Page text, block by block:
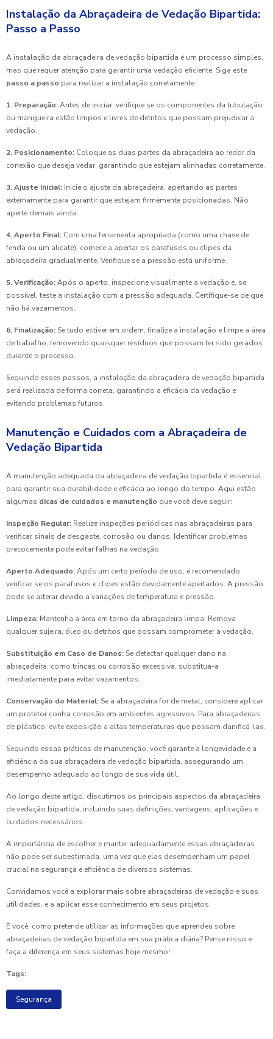
Instalação da Abraçadeira de Vedação Bipartida:
Passo a Passo
A instalação da abraçadeira de vedação bipartida é um processo simples,
mas que requer atenção para garantir uma vedação eficiente. Siga este
passo a passo para realizar a instalação corretamente:
1. Preparação:Antes de iniciar, verifique se os componentes da tubulação
ou mangueira estão limpos e livres de detritos que possam prejudicar a
vedação.
2. Posicionamento: Coloque as duas partes da abraçadeira ao redor da
conexão que deseja vedar, garantindo que estejam alinhadas corretamente.
3. Ajuste Inicial: Inicie o ajuste da abraçadeira, apertando as partes
externamente para garantir que estejam firmemente posicionadas. Não
aperte demais ainda.
4. Aperto Final: Com uma ferramenta apropriada (como uma chave de
fenda ou um alicate), comece a apertar os parafusos ou clipes da
abraçadeira gradualmente. Verifique se a pressão está uniforme.
5. Verificação:Após o aperto, inspecione visualmente a vedação e, se
possível, teste a instalação com a pressão adequada. Certifique-se de que
não há vazamentos.
6. Finalização: Se tudo estiver em ordem, finalize a instalação e limpe a área
de trabalho, removendo quaisquer resíduos que possam ter sido gerados
durante o processo.
Seguindo esses passos, a instalação da abraçadeira de vedação bipartida
será realizada de forma correta, garantindo a eficácia da vedação e
evitando problemas futuros.
Manutenção e Cuidados com a Abraçadeira de
Vedação Bipartida
A manutenção adequada da abraçadeira de vedação bipartida é essencial
para garantir sua durabilidade e eficácia ao longo do tempo. Aqui estão
algumas dicas de cuidados e manutenção que você deve seguir:
Inspeção Regular: Realize inspeções periódicas nas abraçadeiras para
verificar sinais de desgaste, corrosão ou danos. Identificar problemas
precocemente pode evitar falhas na vedação.
Aperto Adequado:Após um certo período de uso, é recomendado
verificar se os parafusos e clipes estão devidamente apertados. A pressão
pode se alterar devido a variações de temperatura e pressão.
Limpeza: Mantenha a área em torno da abraçadeira limpa. Remova
qualquer sujeira, óleo ou detritos que possam comprometer a vedação.
Substituição em Caso de Danos: Se detectar qualquer dano na
abraçadeira, como trincas ou corrosão excessiva, substitua-a
imediatamente para evitar vazamentos.
Conservação do Material: Se a abraçadeira for de metal, considere aplicar
um protetor contra corrosão em ambientes agressivos. Para abraçadeiras
de plástico, evite exposição a altas temperaturas que possam danificá-las.
Seguindo essas práticas de manutenção, você garante a longevidade e a
eficiência da sua abraçadeira de vedação bipartida, assegurando um
desempenho adequado ao longo de sua vida útil.
Ao longo deste artigo, discutimos os principais aspectos da abraçadeira
de vedação bipartida, incluindo suas definições, vantagens, aplicações e
cuidados necessários.
A importância de escolher e manter adequadamente essas abraçadeiras
não pode ser subestimada, uma vez que elas desempenham um papel
crucial na segurança e eficiência de diversos sistemas.
Convidamos você a explorar mais sobre abraçadeiras de vedação e suas
utilidades, e a aplicar esse conhecimento em seus projetos.
E você, como pretende utilizar as informações que aprendeu sobre
abraçadeiras de vedação bipartida em sua prática diária? Pense nisso e
faça a diferença em seus sistemas hoje mesmo!
Tags:
Segurança